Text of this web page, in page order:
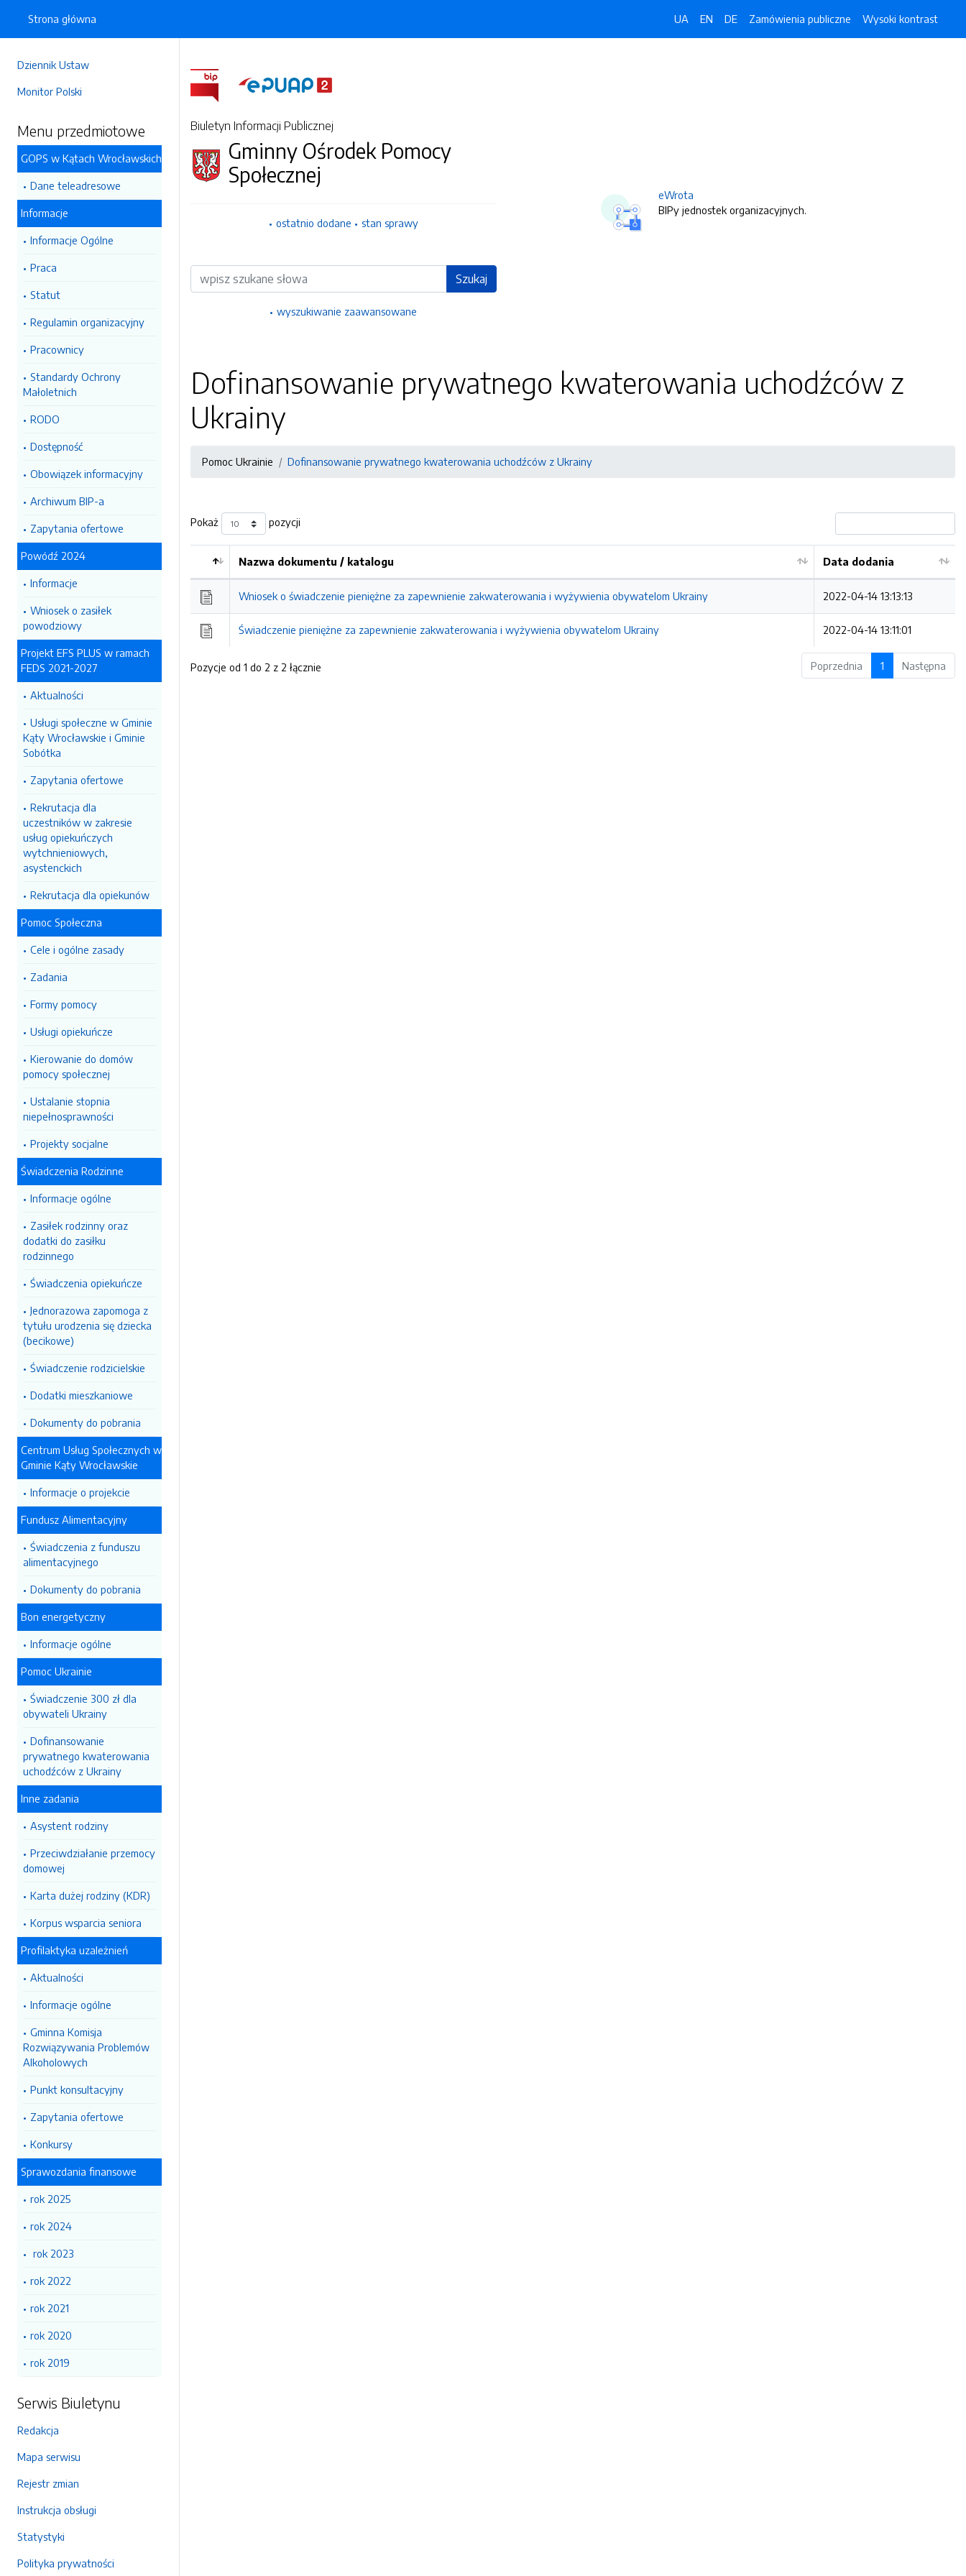
Dziennik Ustaw
Monitor Polski
Menu przedmiotowe
GOPS w Kątach Wrocławskich
Dane teleadresowe
Informacje
Informacje Ogólne
Praca
Statut
Regulamin organizacyjny
Pracownicy
Standardy Ochrony
Małoletnich
RODO
Dostępność
Obowiązek informacyjny
Archiwum BIP-a
Zapytania ofertowe
Powódź 2024
Informacje
Wniosek o zasiłek
powodziowy
Projekt EFS PLUS w ramach
FEDS 2021-2027
Aktualności
Usługi społeczne w Gminie
Kąty Wrocławskie i Gminie
Sobótka
Zapytania ofertowe
Rekrutacja dla
uczestników w zakresie
usług opiekuńczych
wytchnieniowych,
asystenckich
Rekrutacja dla opiekunów
Pomoc Społeczna
Cele i ogólne zasady
Zadania
Formy pomocy
Usługi opiekuńcze
Kierowanie do domów
pomocy społecznej
Ustalanie stopnia
niepełnosprawności
Projekty socjalne
Świadczenia Rodzinne
Informacje ogólne
Zasiłek rodzinny oraz
dodatki do zasiłku
rodzinnego
Świadczenia opiekuńcze
Jednorazowa zapomoga z
tytułu urodzenia się dziecka
(becikowe)
Świadczenie rodzicielskie
Dodatki mieszkaniowe
Dokumenty do pobrania
Centrum Usług Społecznych w
Gminie Kąty Wrocławskie
Informacje o projekcie
Fundusz Alimentacyjny
Świadczenia z funduszu
alimentacyjnego
Dokumenty do pobrania
Bon energetyczny
Informacje ogólne
Pomoc Ukrainie
Świadczenie 300 zł dla
obywateli Ukrainy
Dofinansowanie
prywatnego kwaterowania
uchodźców z Ukrainy
Inne zadania
Asystent rodziny
Przeciwdziałanie przemocy
domowej
Karta dużej rodziny (KDR)
Korpus wsparcia seniora
Profilaktyka uzależnień
Aktualności
Informacje ogólne
Gminna Komisja
Rozwiązywania Problemów
Alkoholowych
Punkt konsultacyjny
Zapytania ofertowe
Konkursy
Sprawozdania finansowe
rok 2025
rok 2024
rok 2023
rok 2022
rok 2021
rok 2020
rok 2019
Serwis Biuletynu
Redakcja
Mapa serwisu
Rejestr zmian
Instrukcja obsługi
Statystyki
Polityka prywatności
Strona główna UA EN DE Zamówienia publiczne Wysoki kontrast
Biuletyn Informacji Publicznej
Gminny Ośrodek Pomocy
Społecznej
ostatnio dodane stan sprawy
Wyszukiwarka Szukaj
wyszukiwanie zaawansowane
eWrota
BIPy jednostek organizacyjnych.
Dofinansowanie prywatnego kwaterowania uchodźców z
Ukrainy
Pomoc Ukrainie Dofinansowanie prywatnego kwaterowania uchodźców z Ukrainy
Pokaż pozycji
Kolejność
Nazwa dokumentu / katalogu Data dodania
Wniosek o świadczenie pieniężne za zapewnienie zakwaterowania i wyżywienia obywatelom Ukrainy 2022-04-14 13:13:13
Świadczenie pieniężne za zapewnienie zakwaterowania i wyżywienia obywatelom Ukrainy 2022-04-14 13:11:01
Pozycje od 1 do 2 z 2 łącznie Poprzednia 1 Następna